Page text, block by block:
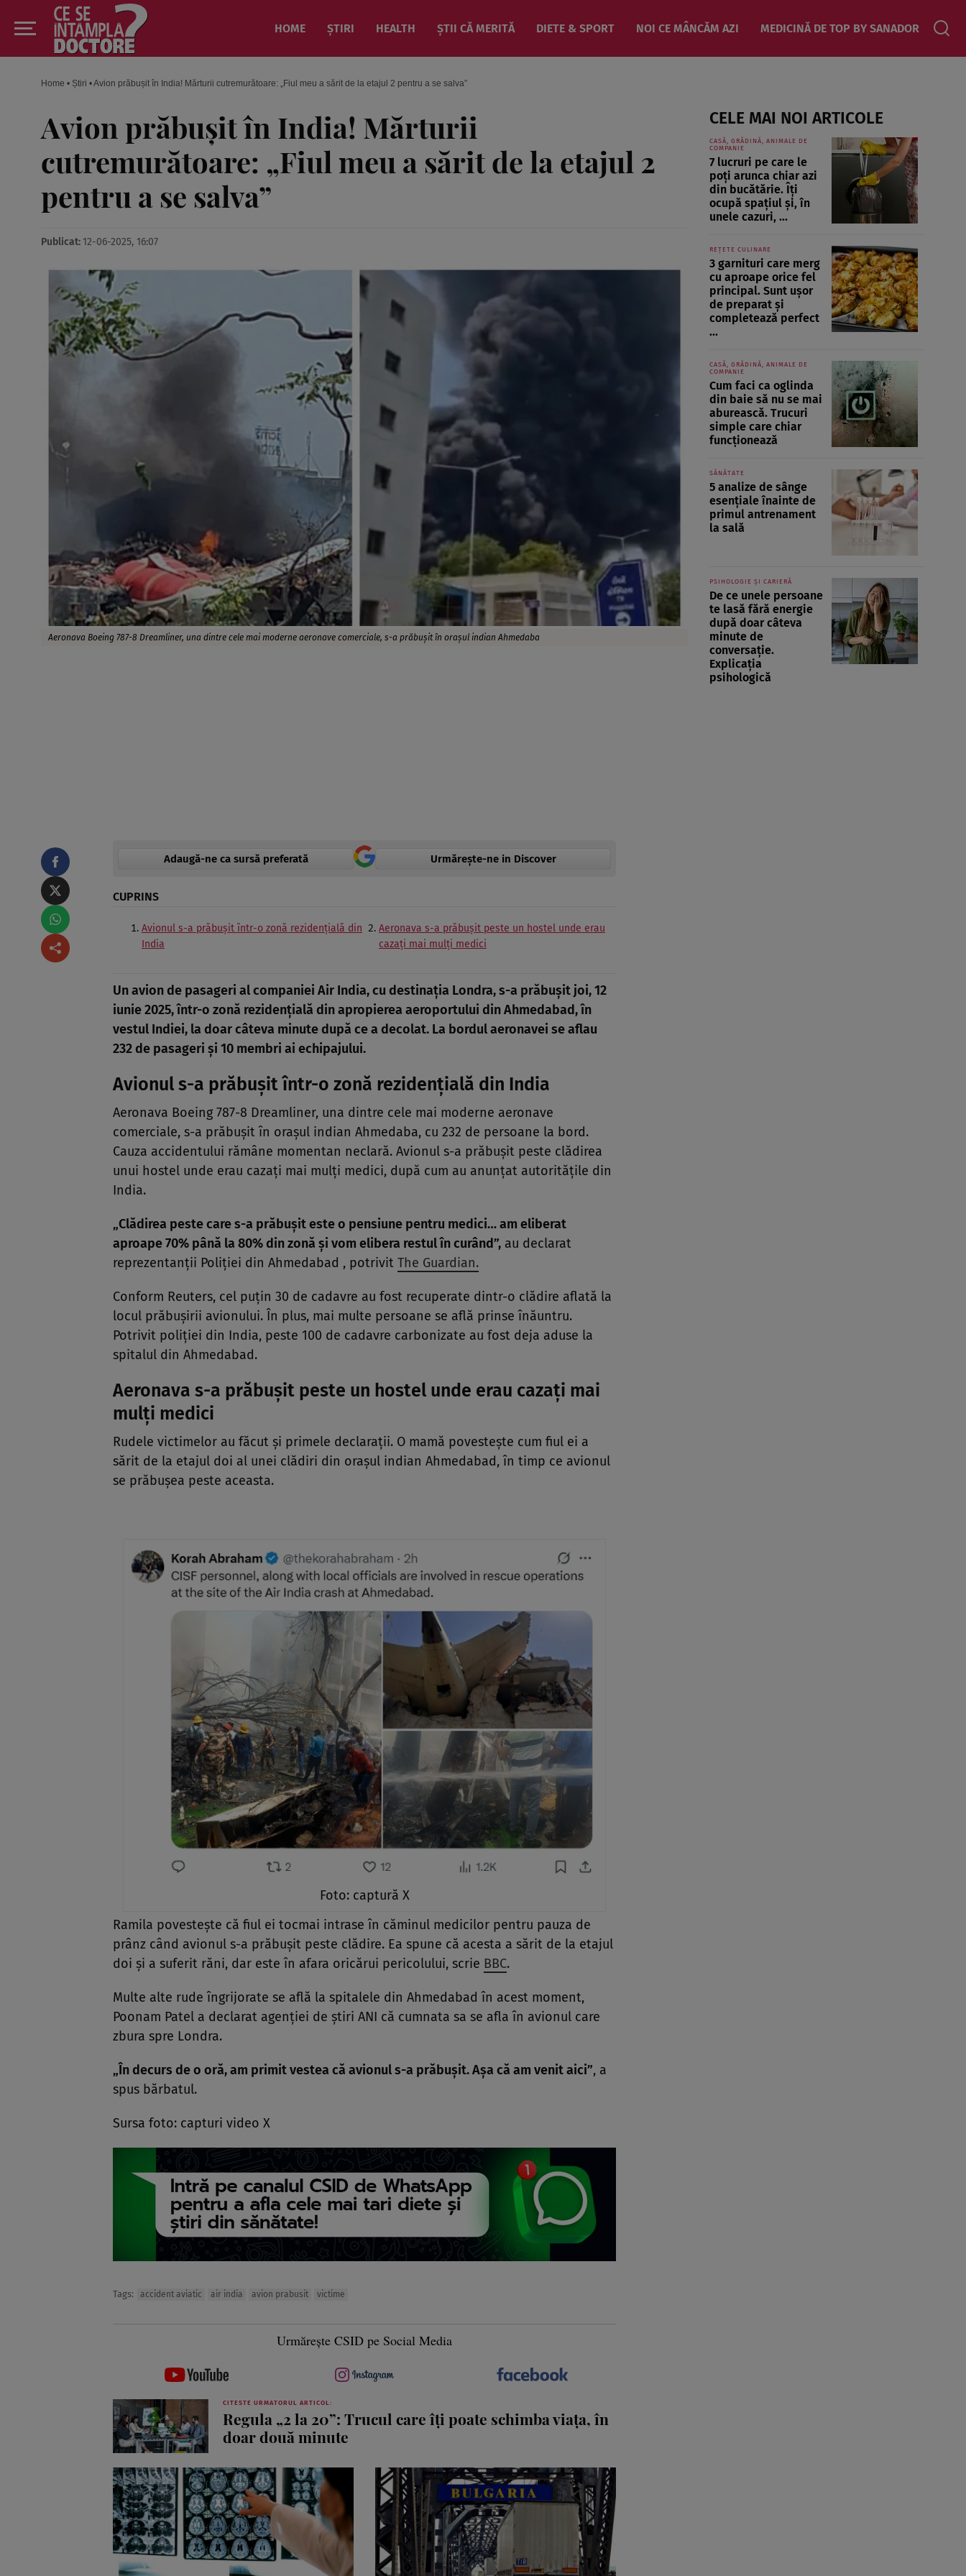
HOME ȘTIRI HEALTH ȘTII CĂ MERITĂ DIETE & SPORT NOI CE MÂNCĂM AZI MEDICINĂ DE TOP BY SANADOR
Home • Știri •Avion prăbușit în India! Mărturii cutremurătoare: „Fiul meu a sărit de la etajul 2 pentru a se salva”
Avion prăbușit în India! Mărturii
cutremurătoare: „Fiul meu a sărit de la etajul 2
pentru a se salva”
Publicat: 12-06-2025, 16:07
Aeronava Boeing 787-8 Dreamliner, una dintre cele mai moderne aeronave comerciale, s-a prăbușit în orașul indian Ahmedaba
Adaugă-ne ca sursă preferată Urmărește-ne in Discover
CUPRINS
Avionul s-a prăbușit într-o zonă rezidențială din
India
Aeronava s-a prăbușit peste un hostel unde erau
cazați mai mulți medici
Un avion de pasageri al companiei Air India, cu destinația Londra, s-a prăbușit joi, 12
iunie 2025, într-o zonă rezidențială din apropierea aeroportului din Ahmedabad, în
vestul Indiei, la doar câteva minute după ce a decolat. La bordul aeronavei se aflau
232 de pasageri și 10 membri ai echipajului.
Avionul s-a prăbușit într-o zonă rezidențială din India
Aeronava Boeing 787-8 Dreamliner, una dintre cele mai moderne aeronave
comerciale, s-a prăbușit în orașul indian Ahmedaba, cu 232 de persoane la bord.
Cauza accidentului rămâne momentan neclară. Avionul s-a prăbușit peste clădirea
unui hostel unde erau cazați mai mulți medici, după cum au anunțat autoritățile din
India.
„Clădirea peste care s-a prăbușit este o pensiune pentru medici… am eliberat
aproape 70% până la 80% din zonă și vom elibera restul în curând”, au declarat
reprezentanții Poliției din Ahmedabad , potrivit The Guardian.
Conform Reuters, cel puțin 30 de cadavre au fost recuperate dintr-o clădire aflată la
locul prăbușirii avionului. În plus, mai multe persoane se află prinse înăuntru.
Potrivit poliției din India, peste 100 de cadavre carbonizate au fost deja aduse la
spitalul din Ahmedabad.
Aeronava s-a prăbușit peste un hostel unde erau cazați mai
mulți medici
Rudele victimelor au făcut și primele declarații. O mamă povestește cum fiul ei a
sărit de la etajul doi al unei clădiri din orașul indian Ahmedabad, în timp ce avionul
se prăbușea peste aceasta.
Foto: captură X
Ramila povestește că fiul ei tocmai intrase în căminul medicilor pentru pauza de
prânz când avionul s-a prăbușit peste clădire. Ea spune că acesta a sărit de la etajul
doi și a suferit răni, dar este în afara oricărui pericolului, scrie BBC.
Multe alte rude îngrijorate se află la spitalele din Ahmedabad în acest moment,
Poonam Patel a declarat agenției de știri ANI că cumnata sa se afla în avionul care
zbura spre Londra.
„În decurs de o oră, am primit vestea că avionul s-a prăbușit. Așa că am venit aici”, a
spus bărbatul.
Sursa foto: capturi video X
Tags: accident aviatic air india avion prabusit victime
Urmărește CSID pe Social Media
CITESTE URMATORUL ARTICOL:
Regula „2 la 20”: Trucul care îți poate schimba viața, în
doar două minute
CELE MAI NOI ARTICOLE
CASĂ, GRĂDINĂ, ANIMALE DE
COMPANIE
7 lucruri pe care le
poți arunca chiar azi
din bucătărie. Îți
ocupă spațiul și, în
unele cazuri, ...
REȚETE CULINARE
3 garnituri care merg
cu aproape orice fel
principal. Sunt ușor
de preparat și
completează perfect
...
CASĂ, GRĂDINĂ, ANIMALE DE
COMPANIE
Cum faci ca oglinda
din baie să nu se mai
aburească. Trucuri
simple care chiar
funcționează
SĂNĂTATE
5 analize de sânge
esențiale înainte de
primul antrenament
la sală
PSIHOLOGIE ȘI CARIERĂ
De ce unele persoane
te lasă fără energie
după doar câteva
minute de
conversație.
Explicația
psihologică